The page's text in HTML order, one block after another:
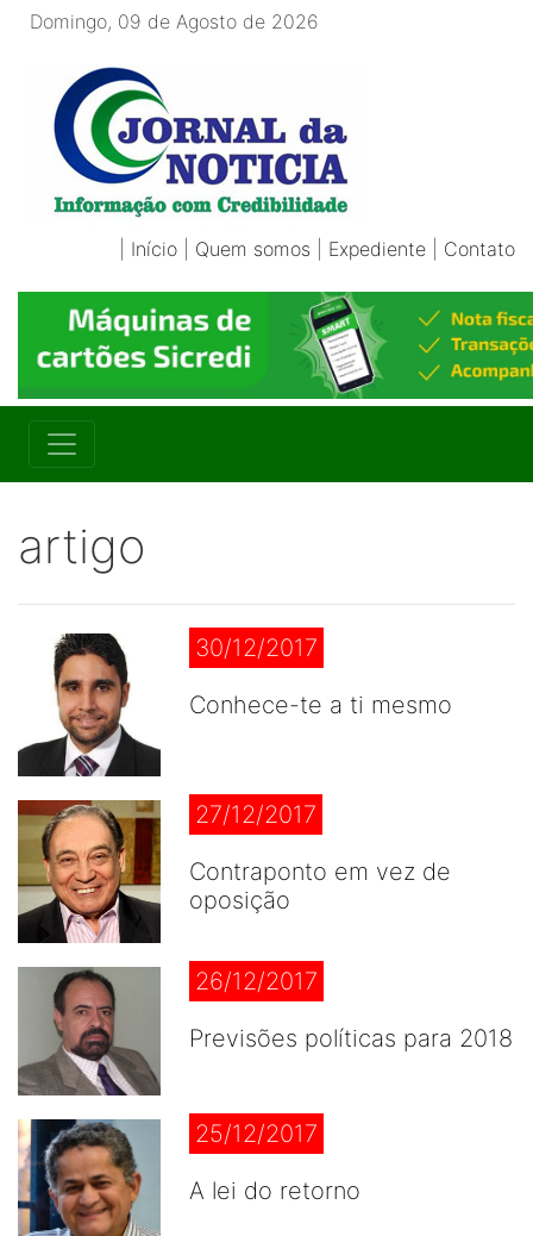
Domingo, 09 de Agosto de 2026
Início Quem somos Expediente Contato
artigo
30/12/2017
Conhece-te a ti mesmo
27/12/2017
Contraponto em vez de
oposição
26/12/2017
Previsões políticas para 2018
25/12/2017
A lei do retorno